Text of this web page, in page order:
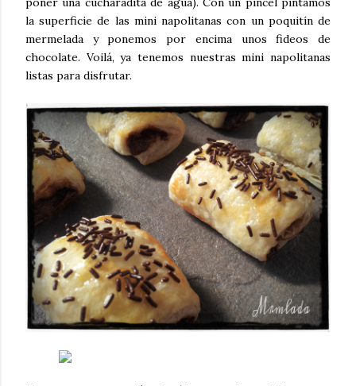
la superficie de las mini napolitanas con un poquitín de
mermelada y ponemos por encima unos fideos de
chocolate. Voilá, ya tenemos nuestras mini napolitanas
listas para disfrutar.